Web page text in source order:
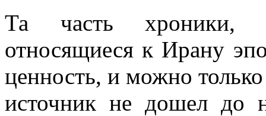
Та часть хроники,
относящиеся к Ирану
ценность, и можно
источник не дошел до